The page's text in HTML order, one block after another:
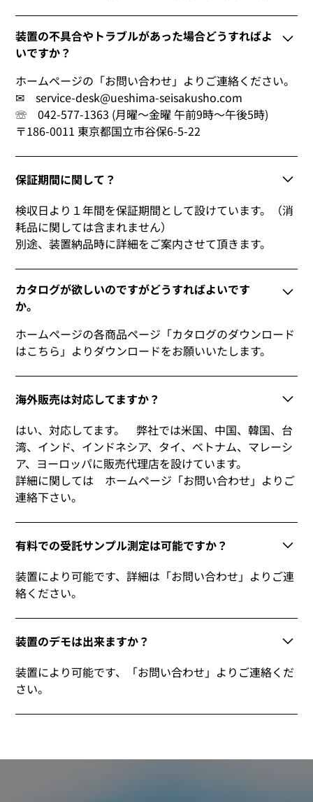
装置の不具合やトラブルがあった場合どうすればよ
いですか？
ホームページの「お問い合わせ」よりご連絡ください。
✉ service-desk@ueshima-seisakusho.com
☏ 042-577-1363 (月曜～金曜 午前9時～午後5時)
〒186-0011 東京都国立市谷保6-5-22
保証期間に関して？
検収日より１年間を保証期間として設けています。（消
耗品に関しては含まれません）
別途、装置納品時に詳細をご案内させて頂きます。
カタログが欲しいのですがどうすればよいです
か。
ホームページの各商品ページ「カタログのダウンロード
はこちら」よりダウンロードをお願いいたします。
海外販売は対応してますか？
はい、対応してます。 弊社では米国、中国、韓国、台
湾、インド、インドネシア、タイ、ベトナム、マレーシ
ア、ヨーロッパに販売代理店を設けています。
詳細に関しては ホームページ「お問い合わせ」よりご
連絡下さい。
有料での受託サンプル測定は可能ですか？
装置により可能です、詳細は「お問い合わせ」よりご連
絡ください。
装置のデモは出来ますか？
装置により可能です、「お問い合わせ」よりご連絡くだ
さい。